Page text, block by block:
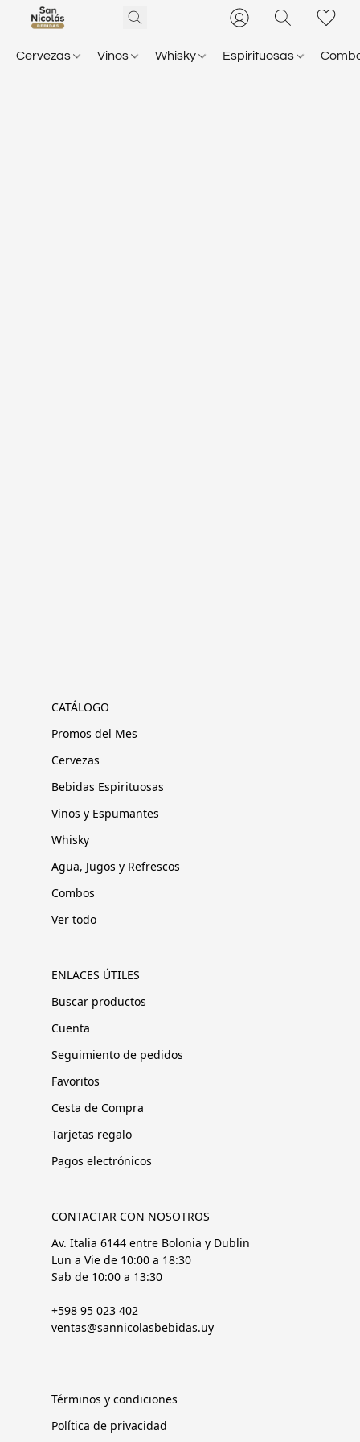
Cervezas Vinos Whisky Espirituosas
CATÁLOGO
Promos del Mes
Cervezas
Bebidas Espirituosas
Vinos y Espumantes
Whisky
Agua, Jugos y Refrescos
Combos
Ver todo
ENLACES ÚTILES
Buscar productos
Cuenta
Seguimiento de pedidos
Favoritos
Cesta de Compra
Tarjetas regalo
Pagos electrónicos
CONTACTAR CON NOSOTROS
Av. Italia 6144 entre Bolonia y Dublin
Lun a Vie de 10:00 a 18:30
Sab de 10:00 a 13:30
+598 95 023 402
ventas@sannicolasbebidas.uy
Términos y condiciones
Política de privacidad